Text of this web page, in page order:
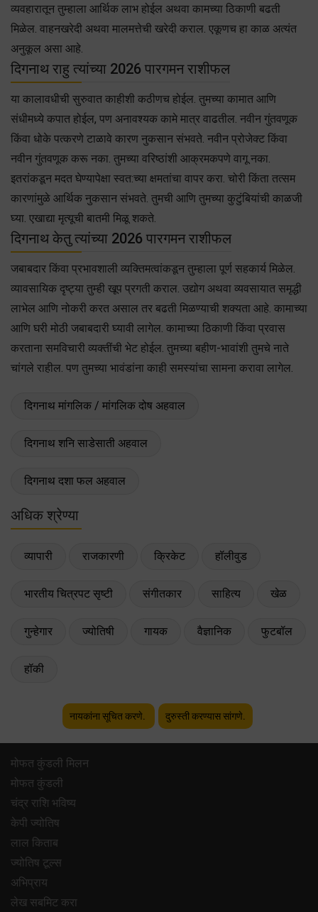
व्यवहारातून तुम्हाला आर्थिक लाभ होईल अथवा कामच्या ठिकाणी बढती
मिळेल. वाहनखरेदी अथवा मालमत्तेची खरेदी कराल. एकूणच हा काळ अत्यंत
अनुकूल असा आहे.
दिगनाथ राहु त्यांच्या 2026 पारगमन राशीफल
या कालावधीची सुरुवात काहीशी कठीणच होईल. तुमच्या कामात आणि
संधीमध्ये कपात होईल, पण अनावश्यक कामे मात्र वाढतील. नवीन गुंतवणूक
किंवा धोके पत्करणे टाळावे कारण नुकसान संभवते. नवीन प्रोजेक्ट किंवा
नवीन गुंतवणूक करू नका. तुमच्या वरिष्ठांशी आक्रमकपणे वागू नका.
इतरांकडून मदत घेण्यापेक्षा स्वत:च्या क्षमतांचा वापर करा. चोरी किंता तत्सम
कारणांमुळे आर्थिक नुकसान संभवते. तुमची आणि तुमच्या कुटुंबियांची काळजी
घ्या. एखाद्या मृत्यूची बातमी मिळू शकते.
दिगनाथ केतु त्यांच्या 2026 पारगमन राशीफल
जबाबदार किंवा प्रभावशाली व्यक्तिमत्वांकडून तुम्हाला पूर्ण सहकार्य मिळेल.
व्यावसायिक दृष्ट्या तुम्ही खूप प्रगती कराल. उद्योग अथवा व्यवसायात समृद्धी
लाभेल आणि नोकरी करत असाल तर बढती मिळण्याची शक्यता आहे. कामाच्या
आणि घरी मोठी जबाबदारी घ्यावी लागेल. कामाच्या ठिकाणी किंवा प्रवास
करताना समविचारी व्यक्तींची भेट होईल. तुमच्या बहीण-भावांशी तुमचे नाते
चांगले राहील. पण तुमच्या भावंडांना काही समस्यांचा सामना करावा लागेल.
दिगनाथ मांगलिक / मांगलिक दोष अहवाल
दिगनाथ शनि साडेसाती अहवाल
दिगनाथ दशा फल अहवाल
अधिक श्रेण्या
व्यापारी राजकारणी क्रिकेट हॉलीवुड
भारतीय चित्रपट सृष्टी संगीतकार साहित्य खेळ
गुन्हेगार ज्योतिषी गायक वैज्ञानिक फुटबॉल
हॉकी
नायकांना सूचित करणे. दुरुस्ती करण्यास सांगणे.
मोफत कुंडली मिलन
मोफत कुंडली
चंद्र राशि भविष्य
केपी ज्योतिष
लाल किताब
ज्योतिष टूल्स
अभिप्राय
लेख सबमिट करा